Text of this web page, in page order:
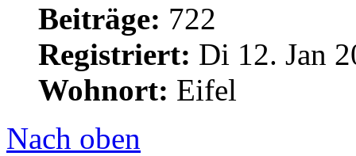
Beiträge: 722
Registriert: Di 12. Jan
Wohnort: Eifel
Nach oben